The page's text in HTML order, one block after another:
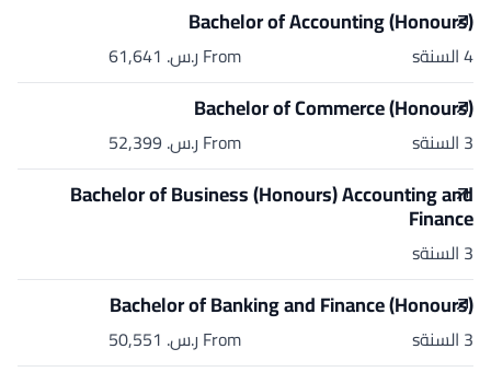
Bachelor of Accounting (Honours)
4 السنةs From ر.س.‏ 61,641
Bachelor of Commerce (Honours)
3 السنةs From ر.س.‏ 52,399
Bachelor of Business (Honours) Accounting and
Finance
3 السنةs
Bachelor of Banking and Finance (Honours)
3 السنةs From ر.س.‏ 50,551